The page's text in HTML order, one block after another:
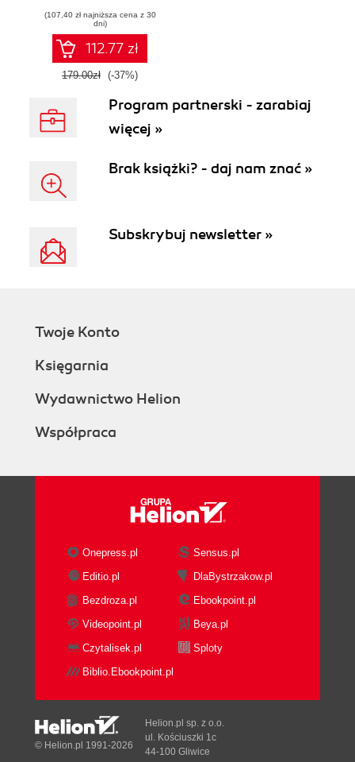
Wydanie III
(107,40 zł najniższa cena z 30
dni)
112.77 zł
179.00zł (-37%)
Program partnerski - zarabiaj
więcej »
Brak książki? - daj nam znać »
Subskrybuj newsletter »
Twoje Konto
Księgarnia
Wydawnictwo Helion
Współpraca
Onepress.pl
Sensus.pl
Editio.pl
DlaBystrzakow.pl
Bezdroza.pl
Ebookpoint.pl
Videopoint.pl
Beya.pl
Czytalisek.pl
Sploty
Biblio.Ebookpoint.pl
© Helion.pl 1991-2026
Helion.pl sp. z o.o.
ul. Kościuszki 1c
44-100 Gliwice